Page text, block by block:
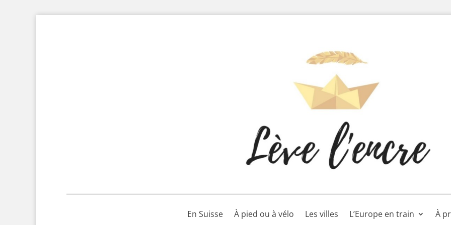
En Suisse À pied ou à vélo Les villes L’Europe en train À